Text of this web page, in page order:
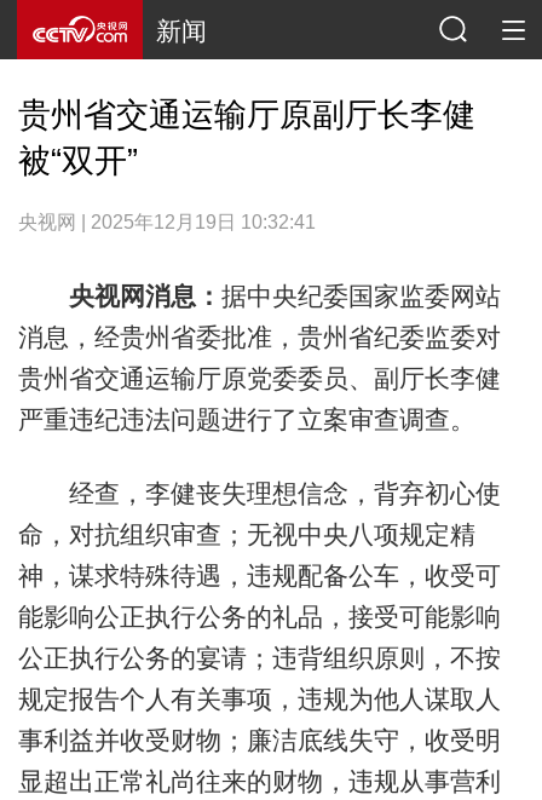
新闻
贵州省交通运输厅原副厅长李健
被“双开”
央视网 | 2025年12月19日 10:32:41
央视网消息： 据中央纪委国家监委网站
消息，经贵州省委批准，贵州省纪委监委对
贵州省交通运输厅原党委委员、副厅长李健
严重违纪违法问题进行了立案审查调查。
经查，李健丧失理想信念，背弃初心使
命，对抗组织审查；无视中央八项规定精
神，谋求特殊待遇，违规配备公车，收受可
能影响公正执行公务的礼品，接受可能影响
公正执行公务的宴请；违背组织原则，不按
规定报告个人有关事项，违规为他人谋取人
事利益并收受财物；廉洁底线失守，收受明
显超出正常礼尚往来的财物，违规从事营利